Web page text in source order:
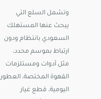
وتشمل السلع التي
يبحث عنها المستهلك
السعودي بانتظام ودون
ارتباط بموسم محدد،
مثل أدوات ومستلزمات
القهوة المختصة، العطور
اليومية، قطع غيار